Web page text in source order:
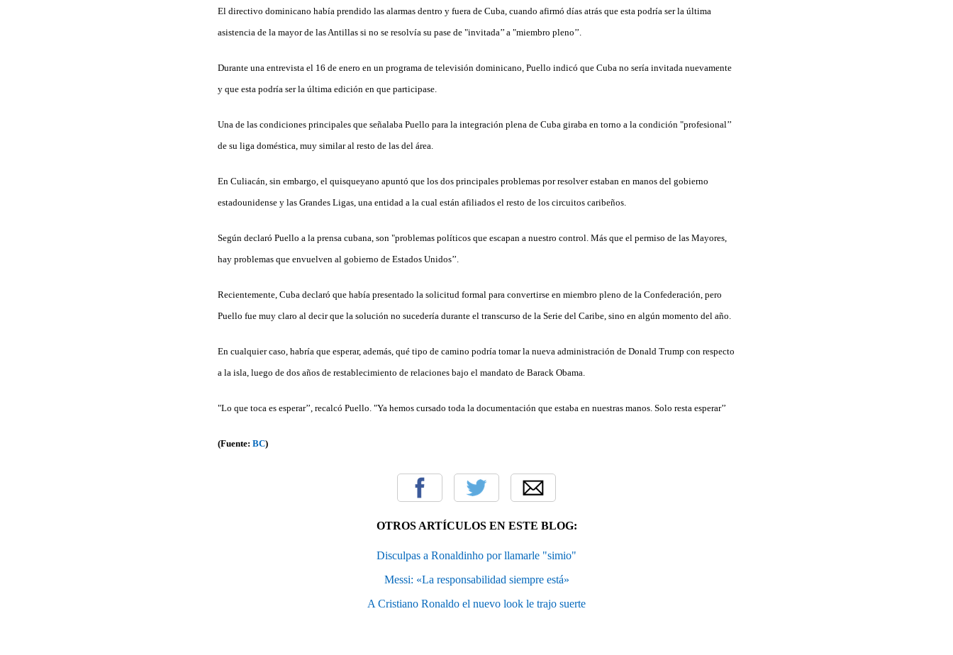
El directivo dominicano había prendido las alarmas dentro y fuera de Cuba, cuando afirmó días atrás que esta podría ser la última
asistencia de la mayor de las Antillas si no se resolvía su pase de "invitada’’ a "miembro pleno’’.
Durante una entrevista el 16 de enero en un programa de televisión dominicano, Puello indicó que Cuba no sería invitada nuevamente
y que esta podría ser la última edición en que participase.
Una de las condiciones principales que señalaba Puello para la integración plena de Cuba giraba en torno a la condición "profesional’’
de su liga doméstica, muy similar al resto de las del área.
En Culiacán, sin embargo, el quisqueyano apuntó que los dos principales problemas por resolver estaban en manos del gobierno
estadounidense y las Grandes Ligas, una entidad a la cual están afiliados el resto de los circuitos caribeños.
Según declaró Puello a la prensa cubana, son "problemas políticos que escapan a nuestro control. Más que el permiso de las Mayores,
hay problemas que envuelven al gobierno de Estados Unidos’’.
Recientemente, Cuba declaró que había presentado la solicitud formal para convertirse en miembro pleno de la Confederación, pero
Puello fue muy claro al decir que la solución no sucedería durante el transcurso de la Serie del Caribe, sino en algún momento del año.
En cualquier caso, habría que esperar, además, qué tipo de camino podría tomar la nueva administración de Donald Trump con respecto
a la isla, luego de dos años de restablecimiento de relaciones bajo el mandato de Barack Obama.
"Lo que toca es esperar’’, recalcó Puello. "Ya hemos cursado toda la documentación que estaba en nuestras manos. Solo resta esperar’’
(Fuente: BC)
OTROS ARTÍCULOS EN ESTE BLOG:
Disculpas a Ronaldinho por llamarle "simio"
Messi: «La responsabilidad siempre está»
A Cristiano Ronaldo el nuevo look le trajo suerte